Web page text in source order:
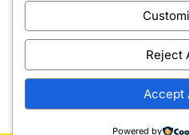
Reject
Accept
Powered by